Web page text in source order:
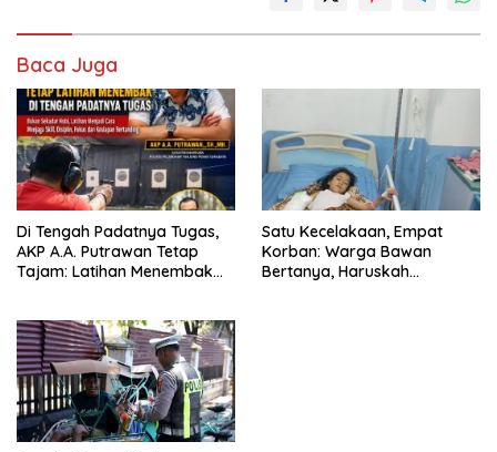
Baca Juga
Di Tengah Padatnya Tugas,
AKP A.A. Putrawan Tetap
Tajam: Latihan Menembak
Satu Kecelakaan, Empat
Korban: Warga Bawan
Bertanya, Haruskah